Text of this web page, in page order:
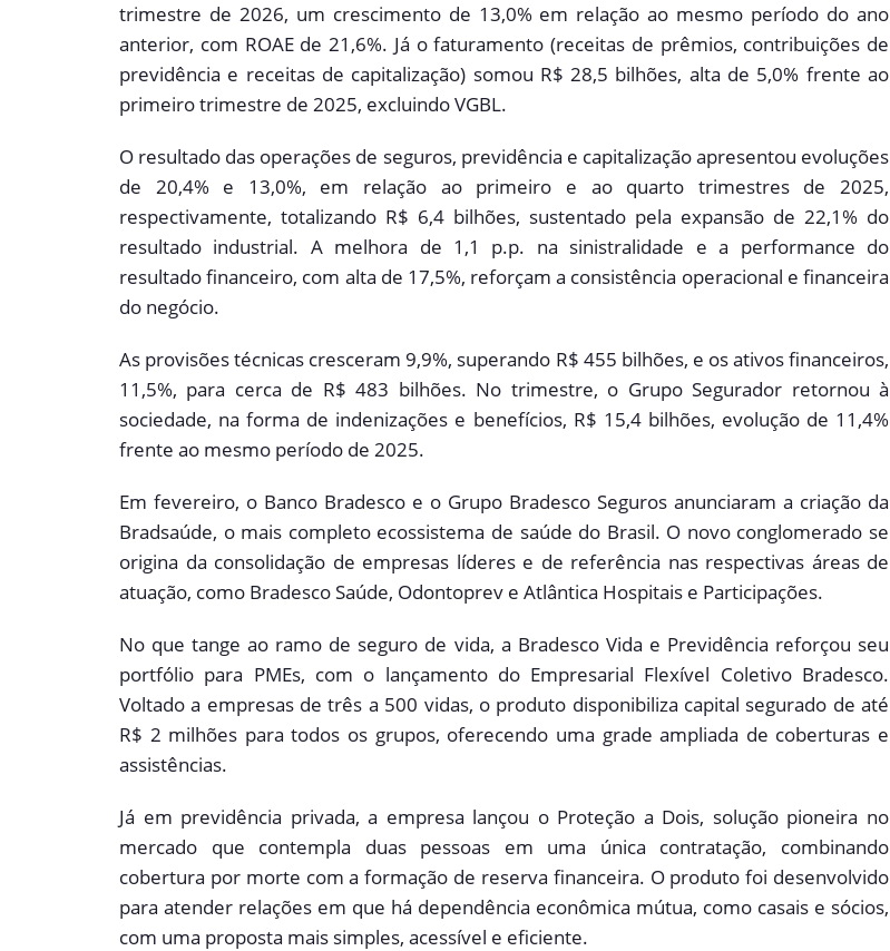
trimestre de 2026, um crescimento de 13,0% em relação ao mesmo período do ano
anterior, com ROAE de 21,6%. Já o faturamento (receitas de prêmios, contribuições de
previdência e receitas de capitalização) somou R$ 28,5 bilhões, alta de 5,0% frente ao
primeiro trimestre de 2025, excluindo VGBL.
O resultado das operações de seguros, previdência e capitalização apresentou evoluções
de 20,4% e 13,0%, em relação ao primeiro e ao quarto trimestres de 2025,
respectivamente, totalizando R$ 6,4 bilhões, sustentado pela expansão de 22,1% do
resultado industrial. A melhora de 1,1 p.p. na sinistralidade e a performance do
resultado financeiro, com alta de 17,5%, reforçam a consistência operacional e financeira
do negócio.
As provisões técnicas cresceram 9,9%, superando R$ 455 bilhões, e os ativos financeiros,
11,5%, para cerca de R$ 483 bilhões. No trimestre, o Grupo Segurador retornou à
sociedade, na forma de indenizações e benefícios, R$ 15,4 bilhões, evolução de 11,4%
frente ao mesmo período de 2025.
Em fevereiro, o Banco Bradesco e o Grupo Bradesco Seguros anunciaram a criação da
Bradsaúde, o mais completo ecossistema de saúde do Brasil. O novo conglomerado se
origina da consolidação de empresas líderes e de referência nas respectivas áreas de
atuação, como Bradesco Saúde, Odontoprev e Atlântica Hospitais e Participações.
No que tange ao ramo de seguro de vida, a Bradesco Vida e Previdência reforçou seu
portfólio para PMEs, com o lançamento do Empresarial Flexível Coletivo Bradesco.
Voltado a empresas de três a 500 vidas, o produto disponibiliza capital segurado de até
R$ 2 milhões para todos os grupos, oferecendo uma grade ampliada de coberturas e
assistências.
Já em previdência privada, a empresa lançou o Proteção a Dois, solução pioneira no
mercado que contempla duas pessoas em uma única contratação, combinando
cobertura por morte com a formação de reserva financeira. O produto foi desenvolvido
para atender relações em que há dependência econômica mútua, como casais e sócios,
com uma proposta mais simples, acessível e eficiente.